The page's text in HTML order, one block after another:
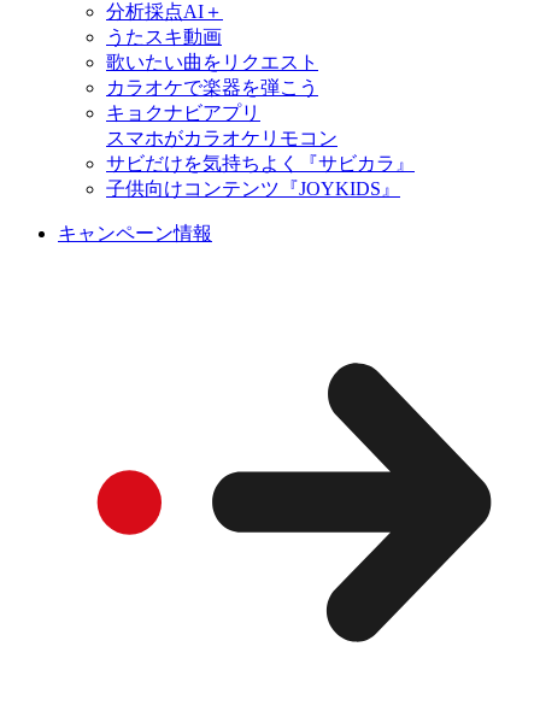
分析採点AI＋
うたスキ動画
歌いたい曲をリクエスト
カラオケで楽器を弾こう
キョクナビアプリ
スマホがカラオケリモコン
サビだけを気持ちよく『サビカラ』
子供向けコンテンツ『JOYKIDS』
キャンペーン情報